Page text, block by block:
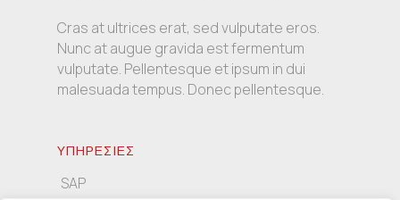
Cras at ultrices erat, sed vulputate eros.
Nunc at augue gravida est fermentum
vulputate. Pellentesque et ipsum in dui
malesuada tempus. Donec pellentesque.
ΥΠΗΡΕΣΙΕΣ
SAP